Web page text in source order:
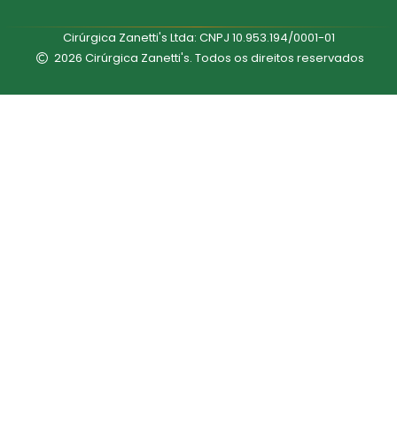
Cirúrgica Zanetti's Ltda: CNPJ 10.953.194/0001-01
2026 Cirúrgica Zanetti's. Todos os direitos reservados